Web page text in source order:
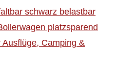
schwarz belastbar
platzsparend
Camping &